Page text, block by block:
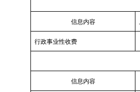
信息内容
行政事业性收费
信息内容